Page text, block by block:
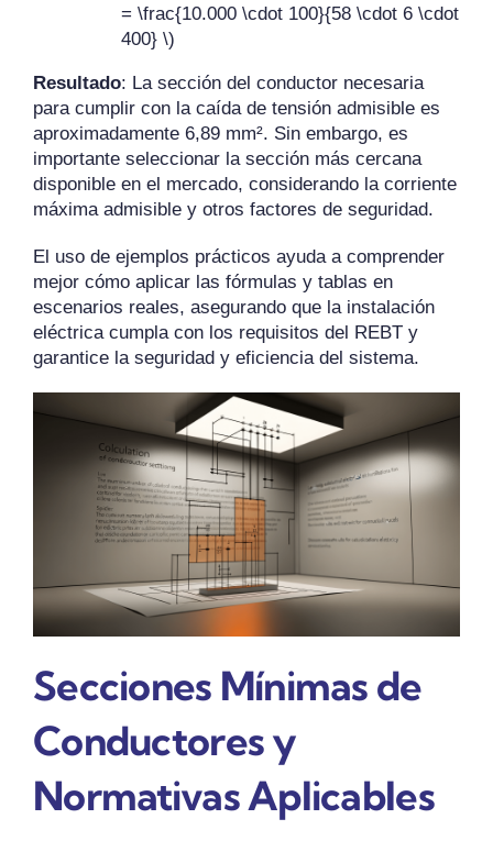
= \frac{10.000 \cdot 100}{58 \cdot 6 \cdot
400} \)
Resultado: La sección del conductor necesaria
para cumplir con la caída de tensión admisible es
aproximadamente 6,89 mm². Sin embargo, es
importante seleccionar la sección más cercana
disponible en el mercado, considerando la corriente
máxima admisible y otros factores de seguridad.
El uso de ejemplos prácticos ayuda a comprender
mejor cómo aplicar las fórmulas y tablas en
escenarios reales, asegurando que la instalación
eléctrica cumpla con los requisitos del REBT y
garantice la seguridad y eficiencia del sistema.
Secciones Mínimas de
Conductores y
Normativas Aplicables